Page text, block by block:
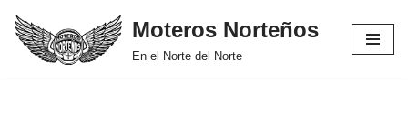
Saltar
Moteros Norteños
En el Norte del Norte